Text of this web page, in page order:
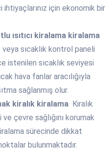
ihtiyaçlarınız için ekonomik bir
ısıtıcı kiralama kiralama
sıcaklık kontrol paneli
istenilen sıcaklık seviyesi
hava fanlar aracılığıyla
sağlanmış olur.
kiralık kiralama Kiralık
ve çevre sağlığını korumak
sürecinde dikkat
bulunmaktadır.